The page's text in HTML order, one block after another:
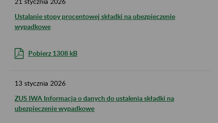
Ustalanie stopy procentowej składki na ubezpieczenie
wypadkowe
Pobierz 1308 kB
13 stycznia 2026
ZUS IWA Informacja o danych do ustalenia składki na
ubezpieczenie wypadkowe